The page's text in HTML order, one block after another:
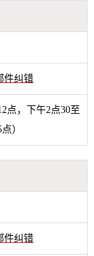
件纠错
点，下午2点30至
）
件纠错